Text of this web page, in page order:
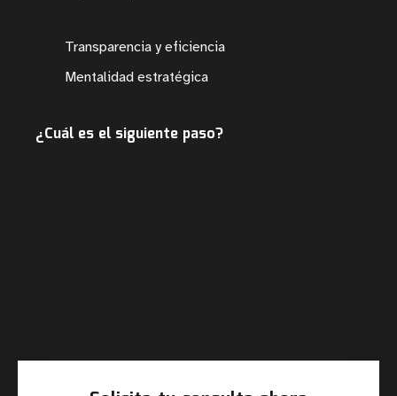
Transparencia y eficiencia
Mentalidad estratégica
¿Cuál es el siguiente paso?